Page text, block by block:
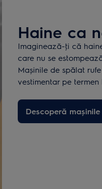
Haine ca
Imaginează-ţi că
care nu se
Mașinile de spălat
vestimentar pe termen
Descoperă